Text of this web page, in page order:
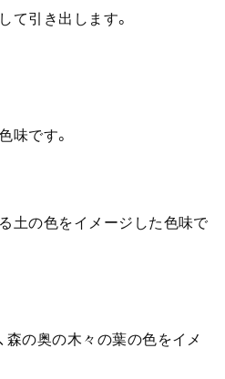
て引き出します。
味です。
土の色をイメージした色味で
の奥の木々の葉の色をイメ